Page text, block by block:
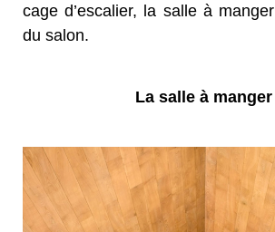
cage d’escalier, la salle à manger
du salon.
La salle à manger